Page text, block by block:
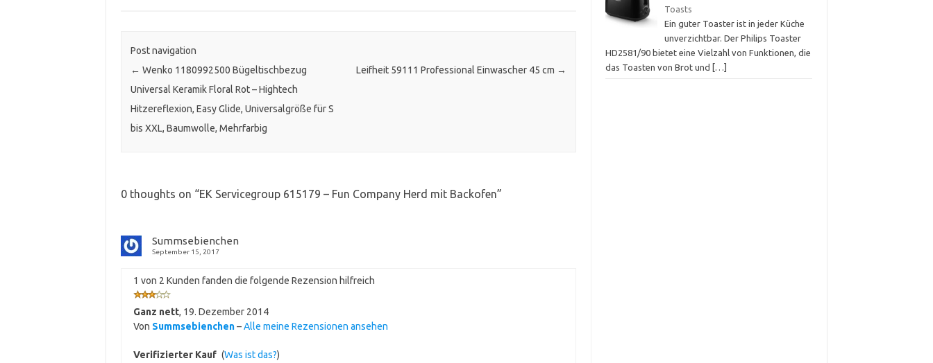
Post navigation
← Wenko 1180992500 Bügeltischbezug
Universal Keramik Floral Rot – Hightech
Hitzereflexion, Easy Glide, Universalgröße für S
bis XXL, Baumwolle, Mehrfarbig
Leifheit 59111 Professional Einwascher 45 cm →
0 thoughts on “EK Servicegroup 615179 – Fun Company Herd mit Backofen”
Summsebienchen
September 15, 2017
1 von 2 Kunden fanden die folgende Rezension hilfreich
Ganz nett, 19. Dezember 2014
Von Summsebienchen–Alle meine Rezensionen ansehen
Verifizierter Kauf (Was ist das?)
Toasts
Ein guter Toaster ist in jeder Küche
unverzichtbar. Der Philips Toaster
HD2581/90 bietet eine Vielzahl von Funktionen, die
das Toasten von Brot und
[…]